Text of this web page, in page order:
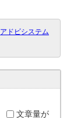
アドビシステム
文章量が